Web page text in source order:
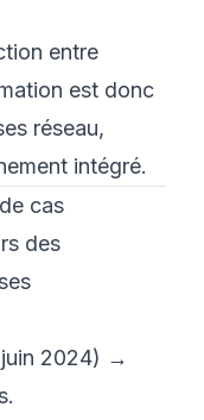
entre
est donc
réseau,
intégré.
cas
des
2024) →